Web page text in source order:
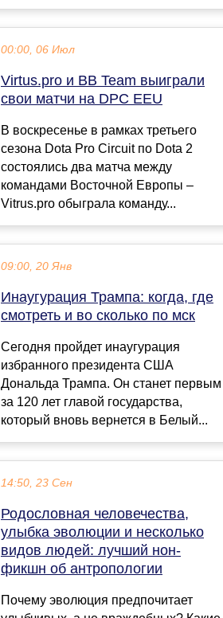
00:00, 06 Июл
Virtus.pro и BB Team выиграли
свои матчи на DPC EEU
В воскресенье в рамках третьего
сезона Dota Pro Circuit по Dota 2
состоялись два матча между
командами Восточной Европы –
Vitrus.pro обыграла команду...
09:00, 20 Янв
Инаугурация Трампа: когда, где
смотреть и во сколько по мск
Сегодня пройдет инаугурация
избранного президента США
Дональда Трампа. Он станет первым
за 120 лет главой государства,
который вновь вернется в Белый...
14:50, 23 Сен
Родословная человечества,
улыбка эволюции и несколько
видов людей: лучший нон-
фикшн об антропологии
Почему эволюция предпочитает